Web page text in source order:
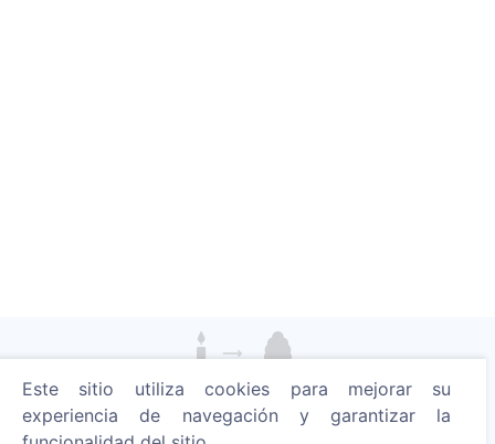
Enciende una vela digital - planta un árbol!
Leer más
Este sitio utiliza cookies para mejorar su
experiencia de navegación y garantizar la